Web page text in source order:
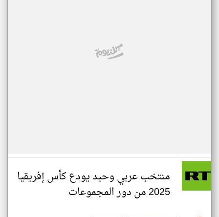
منتخب عربي وحيد يودع كأس إفريقيا
2025 من دور المجموعات